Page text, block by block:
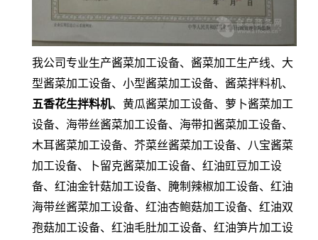
我公司专业生产酱菜加工设备、酱菜加工生产线、大
型酱菜加工设备、小型酱菜加工设备、酱菜拌料机、
五香花生拌料机、黄瓜酱菜加工设备、萝卜酱菜加工
设备、海带丝酱菜加工设备、海带扣酱菜加工设备、
木耳酱菜加工设备、芥菜丝酱菜加工设备、八宝酱菜
加工设备、卜留克酱菜加工设备、红油豇豆加工设
备、红油金针菇加工设备、腌制辣椒加工设备、红油
海带丝酱菜加工设备、红油杏鲍菇加工设备、红油双
孢菇加工设备、红油毛肚加工设备、红油笋片加工设